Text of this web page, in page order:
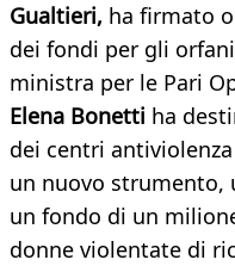
Gualtieri, ha firmato
dei fondi per gli
ministra per le Pari
Elena Bonetti ha
dei centri
un nuovo strumento,
un fondo di un
donne violentate di